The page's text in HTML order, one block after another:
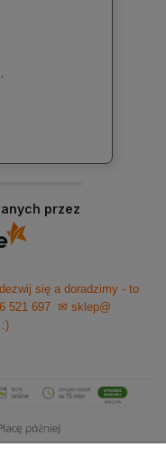
przez
się a doradzimy - to
521 697
✉ sklep@
:)